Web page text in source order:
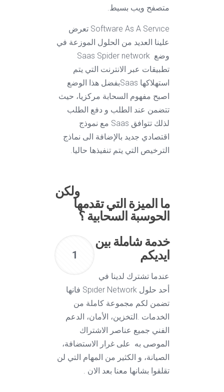
متصفح ويب بسيط.
Software As A Servıce تعرض
علينا العديد من الحلول الموزعة في
وضع Saas Spider network
تطبيقات عبر الانترنت التي يتم
استهلاكها Saasبفضل هذا الوضع
اصبح مفهوم السحابة مركزيا، حيث
تتضمن عند الطلب و دفع الطلب
لذلك تتوافق Saas مع نموذج
اقتصادي جديد بالإضافة الى نماذج
الترخيص التي يتم تنفيذها حاليا.
ولكن
ما الميزة التي تقدمها
الحوسبة السحابية ؟
1
خدمة شاملة بين
ايديكم
عندما تشترك لدينا في
أحد حلول Spıder Network فانها
تضمن لكم مجموعة كاملة من
الخدمات .التخزين، الأمان، الدعم
الفني جميع عناصر الاشتراك
الموصى به على غرار الاستضافة،
الصيانة، و الكثير من المهام التي لن
تقلقوا بشانها معنا بعد الان .